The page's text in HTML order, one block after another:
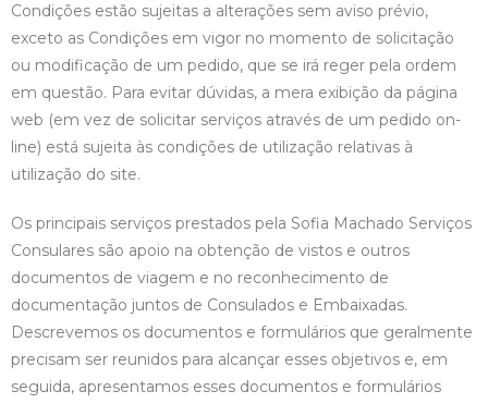
Condições estão sujeitas a alterações sem aviso prévio,
exceto as Condições em vigor no momento de solicitação
ou modificação de um pedido, que se irá reger pela ordem
em questão. Para evitar dúvidas, a mera exibição da página
web (em vez de solicitar serviços através de um pedido on-
line) está sujeita às condições de utilização relativas à
utilização do site.
Os principais serviços prestados pela Sofia Machado Serviços
Consulares são apoio na obtenção de vistos e outros
documentos de viagem e no reconhecimento de
documentação juntos de Consulados e Embaixadas.
Descrevemos os documentos e formulários que geralmente
precisam ser reunidos para alcançar esses objetivos e, em
seguida, apresentamos esses documentos e formulários